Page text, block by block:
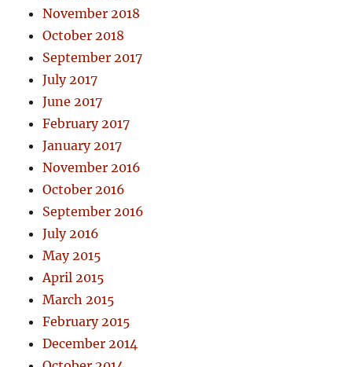
November 2018
October 2018
September 2017
July 2017
June 2017
February 2017
January 2017
November 2016
October 2016
September 2016
July 2016
May 2015
April 2015
March 2015
February 2015
December 2014